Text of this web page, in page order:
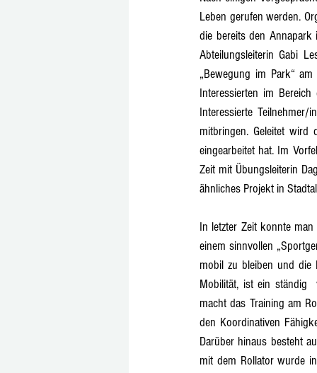
Leben gerufen werden.
die bereits den
Abteilungsleiterin Gabi
„Bewegung im Park“
Interessierten im
Interessierte
mitbringen. Geleitet
eingearbeitet hat. Im
Zeit mit Übungsleiterin
ähnliches Projekt in
In letzter Zeit konnte
einem sinnvollen
mobil zu bleiben und die
Mobilität, ist ein ständig
macht das Training am
den Koordinativen
Darüber hinaus besteht
mit dem Rollator wurde